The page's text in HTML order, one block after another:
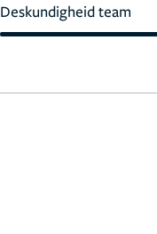
Deskundigheid team